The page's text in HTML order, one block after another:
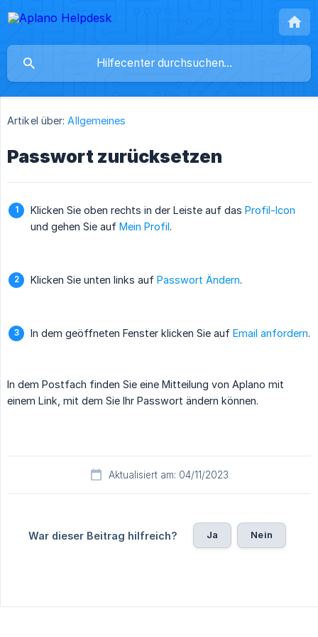
Artikel über: Allgemeines
Passwort zurücksetzen
Klicken Sie oben rechts in der Leiste auf das Profil-Icon
und gehen Sie auf Mein Profil.
Klicken Sie unten links auf Passwort Ändern.
In dem geöffneten Fenster klicken Sie auf Email anfordern.
In dem Postfach finden Sie eine Mitteilung von Aplano mit
einem Link, mit dem Sie Ihr Passwort ändern können.
Aktualisiert am: 04/11/2023
War dieser Beitrag hilfreich? Ja Nein